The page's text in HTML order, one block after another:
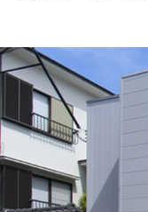
同居する家族構成